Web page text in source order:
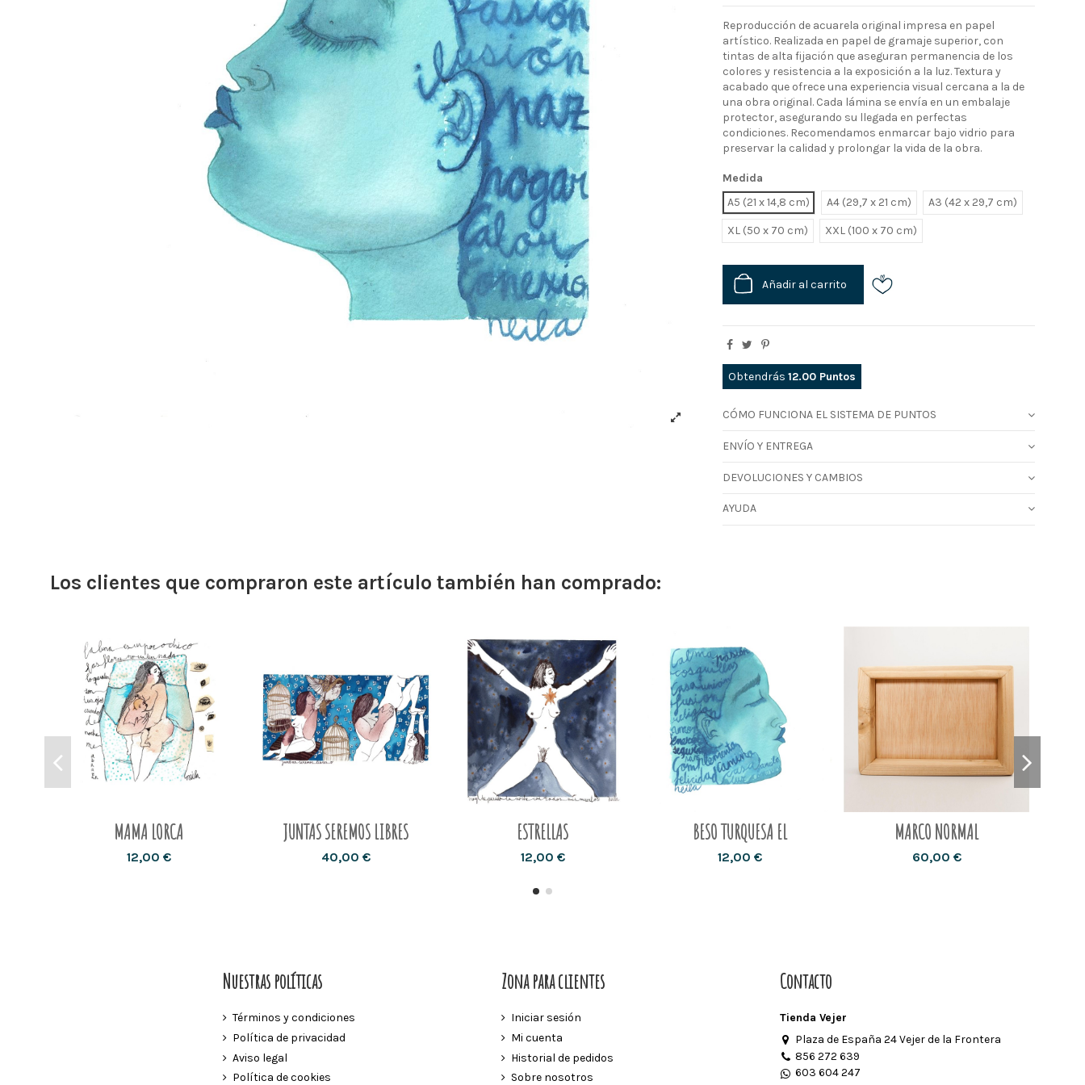
Reproducción de acuarela original impresa en papel
artístico. Realizada en papel de gramaje superior, con
tintas de alta fijación que aseguran permanencia de los
colores y resistencia a la exposición a la luz. Textura y
acabado que ofrece una experiencia visual cercana a la de
una obra original. Cada lámina se envía en un embalaje
protector, asegurando su llegada en perfectas
condiciones. Recomendamos enmarcar bajo vidrio para
preservar la calidad y prolongar la vida de la obra.
Medida
A5 (21 x 14,8 cm)
A4 (29,7 x 21 cm) A3 (42 x 29,7 cm)
XL XXL
Añadir al carrito
Obtendrás12.00 Puntos
CÓMO FUNCIONA EL SISTEMA DE PUNTOS
ENVÍO Y ENTREGA
DEVOLUCIONES Y CAMBIOS
AYUDA
Los clientes que compraron este artículo también han comprado:
MAMA LORCA
12,00 €
JUNTAS SEREMOS LIBRES
40,00 €
ESTRELLAS
12,00 €
BESO TURQUESA EL
12,00 €
MARCO NORMAL
60,00 €
Nuestras políticas
Términos y condiciones
Política de privacidad
Aviso legal
Política de cookies
Zona para clientes
Iniciar sesión
Mi cuenta
Historial de pedidos
Sobre nosotros
Contacto
Tienda Vejer
Plaza de España 24 Vejer de la Frontera
856 272 639
603 604 247